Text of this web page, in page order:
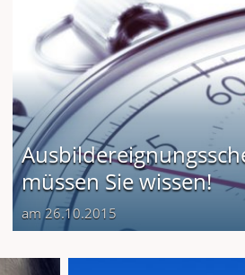
müssen Sie wissen!
am 26.10.2015